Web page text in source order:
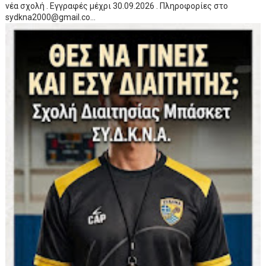
νέα σχολή . Εγγραφές μέχρι 30.09.2026 . Πληροφορίες στο
sydkna2000@gmail.co...